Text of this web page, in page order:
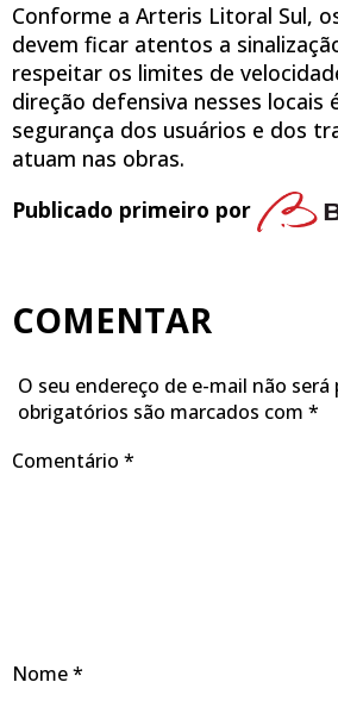
Conforme a Arteris Litoral Sul,
devem ficar atentos a
respeitar os limites de
direção defensiva nesses locais
segurança dos usuários e dos
atuam nas obras.
Publicado primeiro por
COMENTAR
O seu endereço de e-mail não será
obrigatórios são marcados com *
Comentário *
Nome*